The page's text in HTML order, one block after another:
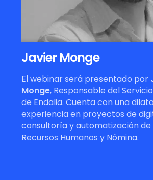
Javier Monge
El webinar será presentado por
Monge, Responsable del
de Endalia. Cuenta con una
experiencia en proyectos de
consultoría y automatización
Recursos Humanos y Nómina.